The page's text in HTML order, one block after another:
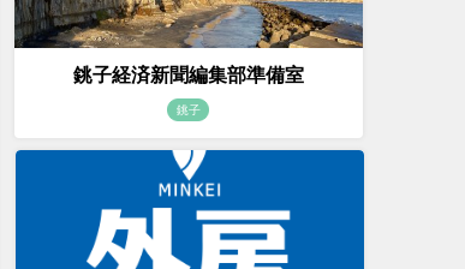
銚子経済新聞編集部準備室
銚子